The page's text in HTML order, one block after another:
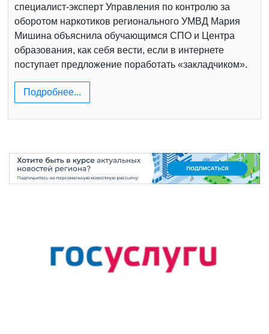
специалист-эксперт Управления по контролю за
оборотом наркотиков регионального УМВД Мария
Мишина объяснила обучающимся СПО и Центра
образования, как себя вести, если в интернете
поступает предложение поработать «закладчиком».
Подробнее...